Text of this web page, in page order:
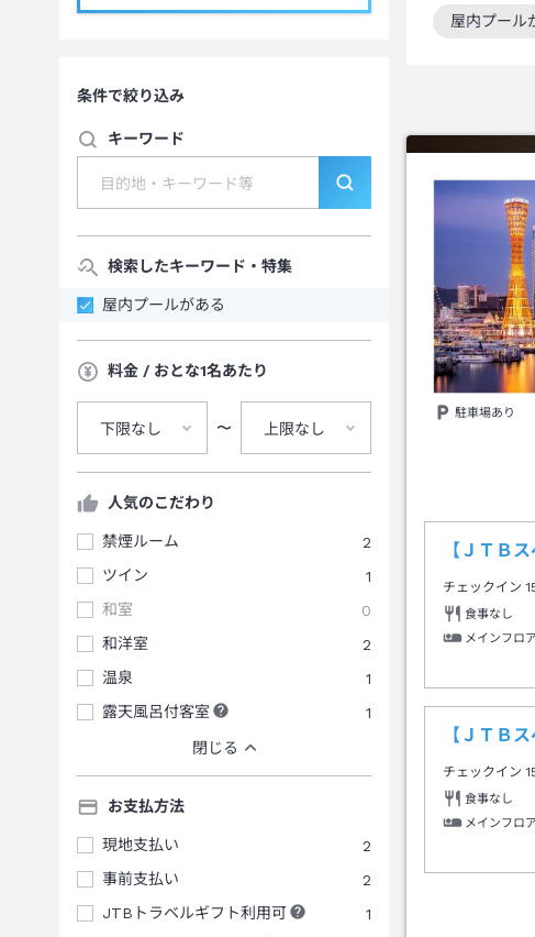
条件で絞り込み
キーワード
検索したキーワード・特集
屋内プールがある
料金 / おとな1名あたり
下限なし 〜 上限なし
人気のこだわり
禁煙ルーム
2
ツイン
1
和室
0
和洋室
2
温泉
1
露天風呂付客室
1
閉じる
お支払方法
現地支払い
2
事前支払い
2
JTBトラベルギフト利用可
1
屋内プール
この絞り込
駐車場あり
【ＪＴＢ
チェックイン
食事なし
メインフロ
【ＪＴＢ
チェックイン
食事なし
メインフロ